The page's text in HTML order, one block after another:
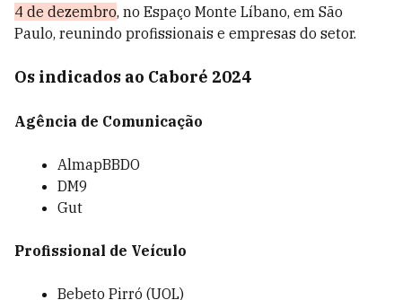
4 de dezembro, no Espaço Monte Líbano, em São
Paulo, reunindo profissionais e empresas do setor.
Os indicados ao Caboré 2024
Agência de Comunicação
AlmapBBDO
DM9
Gut
Profissional de Veículo
Bebeto Pirró (UOL)